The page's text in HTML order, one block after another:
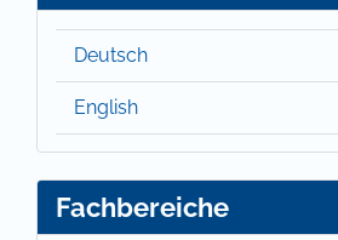
Deutsch
English
Fachbereiche